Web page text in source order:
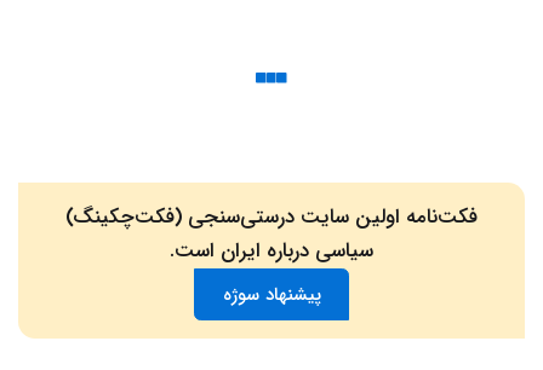
فکت‌نامه اولین سایت درستی‌سنجی (فکت‌چکینگ)
سیاسی درباره ایران است.
پیشنهاد سوژه